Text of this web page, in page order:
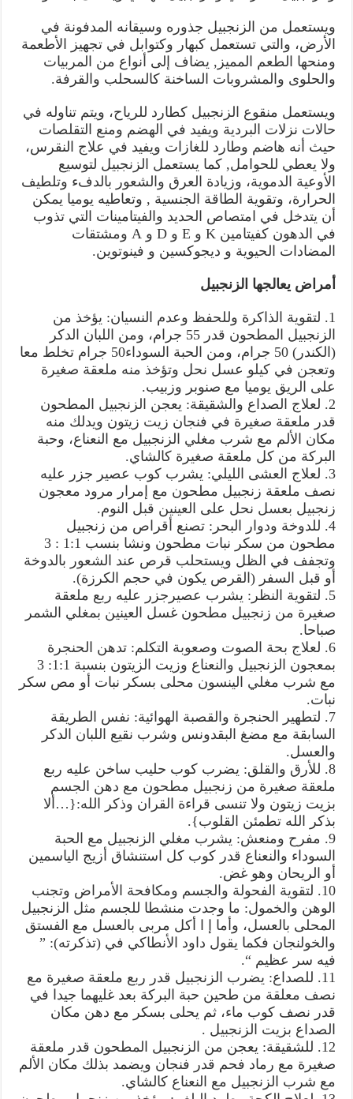
ويستعمل من الزنجبيل جذوره وسيقانه المدفونة في
الأرض، والتي تستعمل كبهار وكتوابل في تجهيز الأطعمة
ومنحها الطعم المميز, يضاف إلى أنواع من المربيات
والحلوى والمشروبات الساخنة كالسحلب والقرفة.
ويستعمل منقوع الزنجبيل كطارد للرياح، ويتم تناوله في
حالات نزلات البردية ويفيد في الهضم ومنع التقلصات
حيث أنه هاضم وطارد للغازات ويفيد في علاج النقرس،
ولا يعطي للحوامل, كما يستعمل الزنجبيل لتوسيع
الأوعية الدموية، وزيادة العرق والشعور بالدفء وتلطيف
الحرارة، وتقوية الطاقة الجنسية , وتعاطيه يوميا يمكن
أن يتدخل في امتصاص الحديد والفيتامينات التي تذوب
في الدهون كفيتامين K و E و D و A ومشتقات
المضادات الحيوية و ديجوكسين و فينوتوين.
أمراض يعالجها الزنجبيل
1. لتقوية الذاكرة وللحفظ وعدم النسيان: يؤخذ من
الزنجبيل المطحون قدر 55 جرام، ومن اللبان الدكر
(الكندر) 50 جرام، ومن الحبة السوداء50 جرام تخلط معا
وتعجن في كيلو عسل نحل وتؤخذ منه ملعقة صغيرة
على الريق يوميا مع صنوبر وزبيب.
2. لعلاج الصداع والشقيقة: يعجن الزنجبيل المطحون
قدر ملعقة صغيرة في فنجان زيت زيتون ويدلك منه
مكان الألم مع شرب مغلي الزنجبيل مع النعناع، وحبة
البركة من كل ملعقة صغيرة كالشاي.
3. لعلاج العشى الليلي: يشرب كوب عصير جزر عليه
نصف ملعقة زنجبيل مطحون مع إمرار مرود معجون
زنجبيل بعسل نحل على العينين قبل النوم.
4. للدوخة ودوار البحر: تصنع أقراص من زنجبيل
مطحون من سكر نبات مطحون ونشا بنسب 1:1 : 3
وتجفف في الظل ويستحلب قرص عند الشعور بالدوخة
أو قبل السفر (القرص يكون في حجم الكرزة).
5. لتقوية النظر: يشرب عصيرجزر عليه ربع ملعقة
صغيرة من زنجبيل مطحون غسل العينين بمغلي الشمر
صباحا.
6. لعلاج بحة الصوت وصعوبة التكلم: تدهن الحنجرة
بمعجون الزنجبيل والنعناع وزيت الزيتون بنسبة 1:1: 3
مع شرب مغلي الينسون محلى بسكر نبات أو مص سكر
نبات.
7. لتطهير الحنجرة والقصبة الهوائية: نفس الطريقة
السابقة مع مضغ البقدونس وشرب نقيع اللبان الدكر
والعسل.
8. للأرق والقلق: يضرب كوب حليب ساخن عليه ربع
ملعقة صغيرة من زنجبيل مطحون مع دهن الجسم
بزيت زيتون ولا تنسى قراءة القران وذكر الله:{…ألا
بذكر الله تطمئن القلوب}.
9. مفرح ومنعش: يشرب مغلي الزنجبيل مع الحبة
السوداء والنعناع قدر كوب كل استنشاق أزيج الياسمين
أو الريحان وهو غض.
10. لتقوية الفحولة والجسم ومكافحة الأمراض وتجنب
الوهن والخمول: ما وجدت منشطا للجسم مثل الزنجبيل
المحلى بالعسل، وأما إ ا أكل مربى بالعسل مع الفستق
والخولنجان فكما يقول داود الأنطاكي في (تذكرته): ”
فيه سر عظيم “.
11. للصداع: يضرب الزنجبيل قدر ربع ملعقة صغيرة مع
نصف معلقة من طحين حبة البركة بعد غليهما جيدا في
قدر نصف كوب ماء، ثم يحلى بسكر مع دهن مكان
الصداع بزيت الزنجبيل .
12. للشقيقة: يعجن من الزنجبيل المطحون قدر ملعقة
صغيرة مع رماد فحم قدر فنجان ويضمد بذلك مكان الألم
مع شرب الزنجبيل مع النعناع كالشاي.